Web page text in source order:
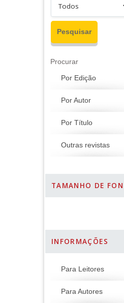
Procurar
Por Edição
Por Autor
Por Título
Outras revistas
TAMANHO DE
INFORMAÇÕES
Para Leitores
Para Autores